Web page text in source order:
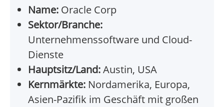
Name: Oracle Corp
Sektor/Branche:
Unternehmenssoftware und Cloud-
Dienste
Hauptsitz/Land:Austin, USA
Kernmärkte: Nordamerika, Europa,
Asien-Pazifik im Geschäft mit großen